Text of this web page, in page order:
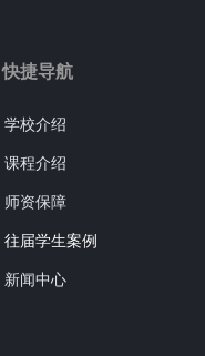
学校介绍
课程介绍
师资保障
往届学生案例
新闻中心
快捷导航